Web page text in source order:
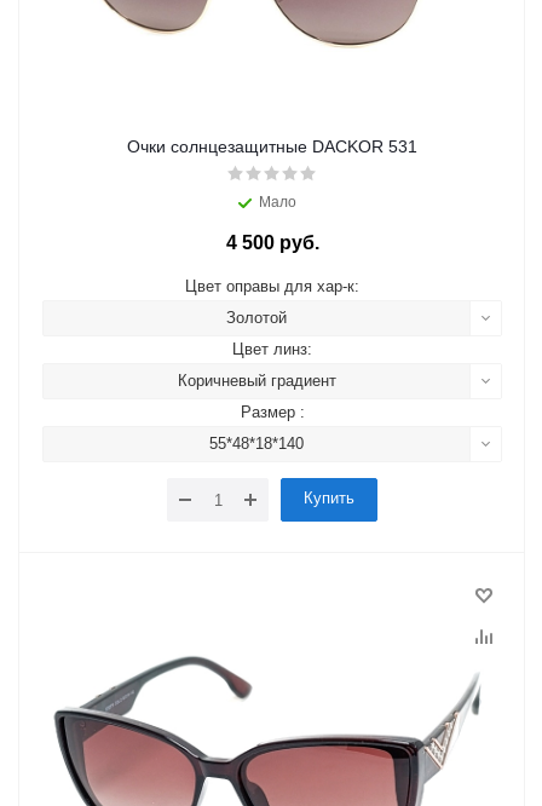
Очки солнцезащитные DACKOR 531
Мало
4 500 руб.
Цвет оправы для хар-к:
Золотой
Цвет линз:
Коричневый градиент
Размер :
55*48*18*140
Купить